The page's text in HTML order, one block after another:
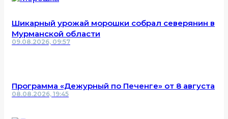
Шикарный урожай морошки собрал северянин в
Мурманской области
09.08.2026, 09:57
Программа «Дежурный по Печенге» от 8 августа
08.08.2026, 19:45